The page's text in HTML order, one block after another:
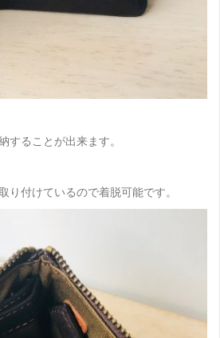
することが出来ます。
り付けているので着脱可能です。